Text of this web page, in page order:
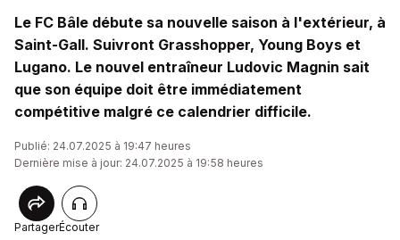
Le FC Bâle débute sa nouvelle saison à l'extérieur, à
Saint-Gall. Suivront Grasshopper, Young Boys et
Lugano. Le nouvel entraîneur Ludovic Magnin sait
que son équipe doit être immédiatement
compétitive malgré ce calendrier difficile.
Publié: 24.07.2025 à 19:47 heures
Dernière mise à jour: 24.07.2025 à 19:58 heures
PartagerÉcouter